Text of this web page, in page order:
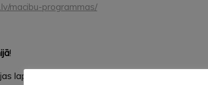
macibu-programmas/
!
lapā: